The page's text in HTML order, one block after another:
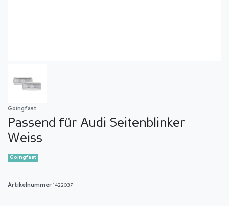
Goingfast
Passend für Audi Seitenblinker
Weiss
Goingfast
Artikelnummer 1422037